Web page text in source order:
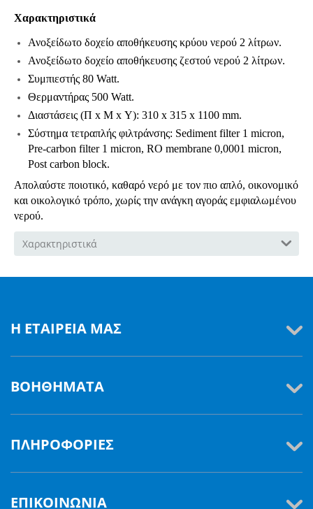
Χαρακτηριστικά
Ανοξείδωτο δοχείο αποθήκευσης κρύου νερού 2 λίτρων.
Ανοξείδωτο δοχείο αποθήκευσης ζεστού νερού 2 λίτρων.
Συμπιεστής 80 Watt.
Θερμαντήρας 500 Watt.
Διαστάσεις (Π x Μ x Υ): 310 x 315 x 1100 mm.
Σύστημα τετραπλής φιλτράνσης: Sediment filter 1 micron,
Pre-carbon filter 1 micron, RO membrane 0,0001 micron,
Post carbon block.
Απολαύστε ποιοτικό, καθαρό νερό με τον πιο απλό, οικονομικό
και οικολογικό τρόπο, χωρίς την ανάγκη αγοράς εμφιαλωμένου
νερού.
Χαρακτηριστικά
Η ΕΤΑΙΡΕΊΑ ΜΑΣ
ΒΟΗΘΉΜΑΤΑ
ΠΛΗΡΟΦΟΡΊΕΣ
ΕΠΙΚΟΙΝΩΝΊΑ